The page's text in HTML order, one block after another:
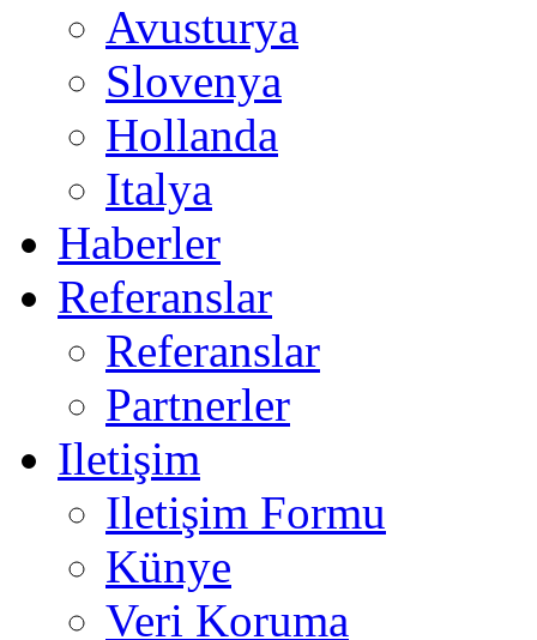
Avusturya
Slovenya
Hollanda
Italya
Haberler
Referanslar
Referanslar
Partnerler
Iletişim
Iletişim Formu
Künye
Veri Koruma